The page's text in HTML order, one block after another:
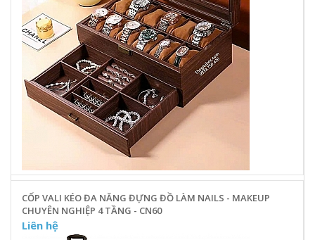
CỐP VALI KÉO ĐA NĂNG ĐỰNG ĐỒ LÀM NAILS - MAKEUP
CHUYÊN NGHIỆP 4 TẦNG - CN60
Liên hệ